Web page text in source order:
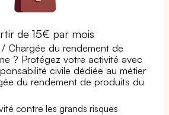
de 15€ par mois
Chargée du rendement de
? Protégez votre activité avec
civile dédiée au métier
du rendement de produits du
contre les grands risques